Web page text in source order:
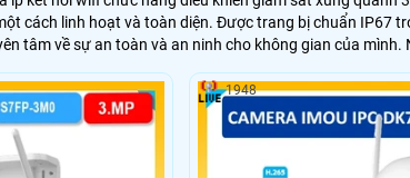
cách linh hoạt và toàn diện. Được trang bị chuẩn IP67
tâm về sự an toàn và an ninh cho không gian của mình.
1948